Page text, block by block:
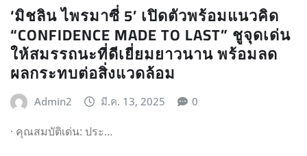
‘มิชลิน ไพรมาซี่ 5’ เปิดตัวพร้อมแนวคิด
“CONFIDENCE MADE TO LAST” ชูจุดเด่น
ให้สมรรถนะที่ดีเยี่ยมยาวนาน พร้อมลด
ผลกระทบต่อสิ่งแวดล้อม
Admin2 มี.ค. 13, 2025 0
· คุณสมบัติเด่น: ประ…